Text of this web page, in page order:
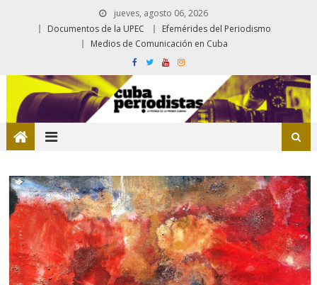
jueves, agosto 06, 2026
Documentos de la UPEC
Efemérides del Periodismo
Medios de Comunicación en Cuba